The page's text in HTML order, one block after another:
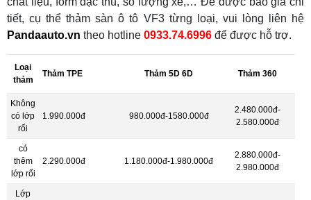
tiết, cụ thể thảm sàn ô tô VF3 từng loại, vui lòng liên hệ
Pandaauto.vn theo hotline 0933.74.6996 để được hỗ trợ.
Loại
thảm
Thảm TPE Thảm 5D 6D Thảm 360
Không
có lớp
rối
1.990.000đ 980.000đ-1580.000đ
2.480.000đ-
2.580.000đ
có
thêm
lớp rối
2.290.000đ 1.180.000đ-1.980.000đ
2.880.000đ-
2.980.000đ
Lớp